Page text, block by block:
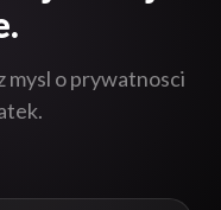
mysl o prywatnosci